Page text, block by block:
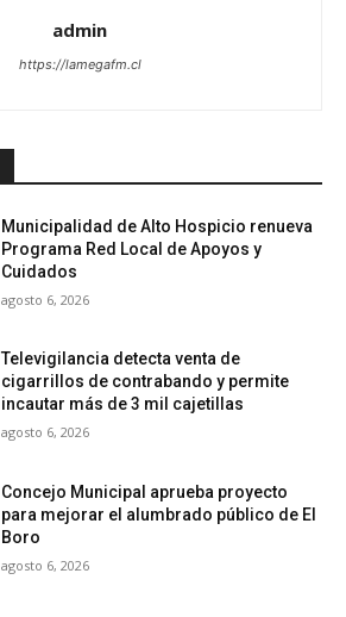
admin
https://lamegafm.cl
Municipalidad de Alto Hospicio renueva
Programa Red Local de Apoyos y
Cuidados
agosto 6, 2026
Televigilancia detecta venta de
cigarrillos de contrabando y permite
incautar más de 3 mil cajetillas
agosto 6, 2026
Concejo Municipal aprueba proyecto
para mejorar el alumbrado público de El
Boro
agosto 6, 2026